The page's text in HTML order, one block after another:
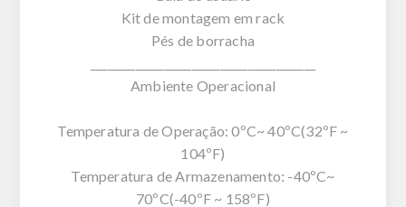
Kit de montagem em rack
Pés de borracha
Ambiente Operacional
Temperatura de Operação: 0ºC~ 40ºC(32ºF ~
104ºF)
Temperatura de Armazenamento: -40ºC~
70ºC(-40ºF ~ 158ºF)